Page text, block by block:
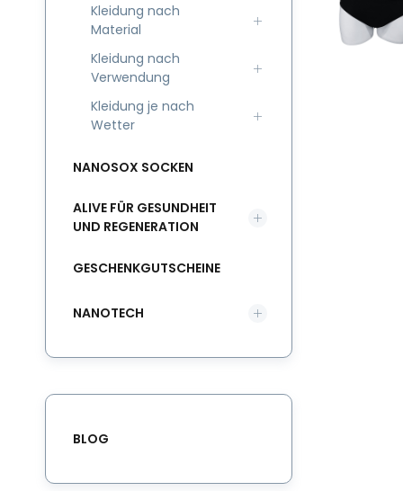
Kleidung nach
Material
Kleidung nach
Verwendung
Kleidung je nach
Wetter
NANOSOX SOCKEN
ALIVE FÜR GESUNDHEIT
UND REGENERATION
GESCHENKGUTSCHEINE
NANOTECH
BLOG